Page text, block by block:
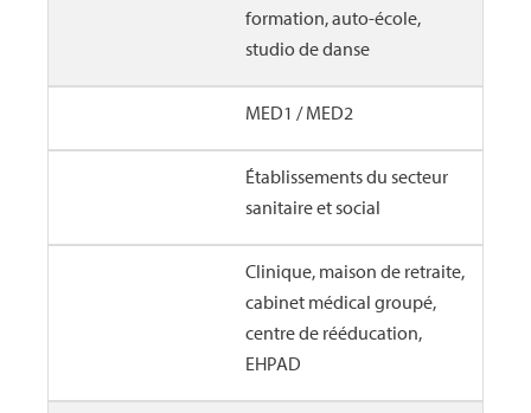
formation, auto-école,
studio de danse
MED1 / MED2
Établissements du secteur
sanitaire et social
Clinique, maison de retraite,
cabinet médical groupé,
centre de rééducation,
EHPAD